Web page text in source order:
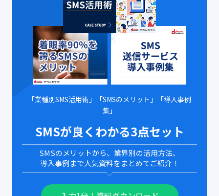
「業種別SMS活用術」「SMSのメリット」「導入事例
集」
SMSが良くわかる3点セット
SMSのメリットから、業界別の活用方法、
導入事例まで人気資料をまとめてご紹介！